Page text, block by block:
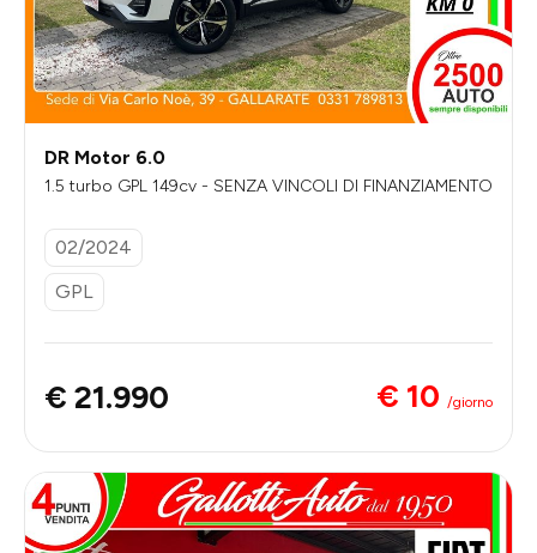
DR Motor 6.0
1.5 turbo GPL 149cv - SENZA VINCOLI DI FINANZIAMENTO
02/2024
GPL
€ 21.990 € 10 /giorno